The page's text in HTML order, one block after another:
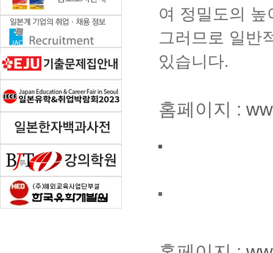
여 정밀도의
그러므로 일반
있습니다.
홈페이지 :